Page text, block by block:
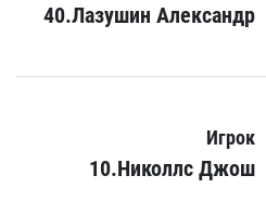
40.Лазушин Александр
Игрок
10.Николлс Джош